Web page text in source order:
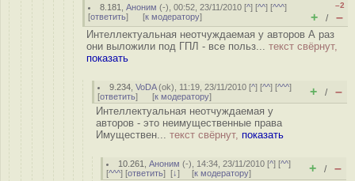
8.181 ,Аноним (-), 00:52, 23/11/2010 [^] [^^] [^^^]
[ответить] [к модератору]
–2
+ / –
Интеллектуальная неотчуждаемая у авторов А раз
они выложили под ГПЛ - все польз... текст свёрнут,
показать
9.234 ,VoDA(ok), 11:19, 23/11/2010 [^] [^^] [^^^]
[ответить] [к модератору] + / –
Интеллектуальная неотчуждаемая у
авторов - это неимущественные права
Имуществен... текст свёрнут, показать
10.261 ,Аноним (-), 14:34, 23/11/2010 [^] [^^]
[^^^] [ответить] [↓] [к модератору] + / –